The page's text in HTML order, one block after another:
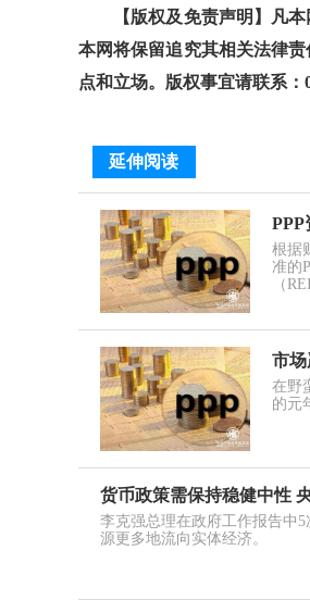
【版权及免责声明】凡本
本网将保留追究其相关法律
点和立场。版权事宜请联系：
延伸阅读
根据
准的
（
市
在野
的元
货币政策需保持稳健中性
李克强总理在政府工作报告中
源更多地流向实体经济。